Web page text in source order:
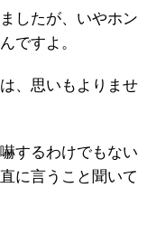
したが、いやホン
ですよ。
、思いもよりませ
するわけでもない
に言うこと聞いて